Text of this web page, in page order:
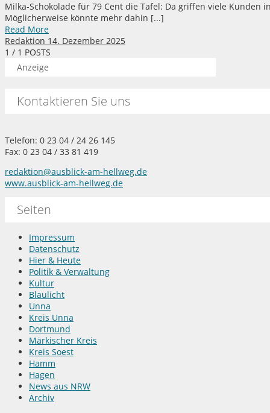
Milka-Schokolade für 79 Cent die Tafel: Da griffen viele Kunden
Möglicherweise könnte mehr dahin [...]
Read More
Redaktion 14. Dezember 2025
1 / 1 POSTS
Anzeige
Kontaktieren Sie uns
Telefon: 0 23 04 / 24 26 145
Fax: 0 23 04 / 33 81 419
redaktion@ausblick-am-hellweg.de
www.ausblick-am-hellweg.de
Seiten
Impressum
Datenschutz
Hier & Heute
Politik & Verwaltung
Kultur
Blaulicht
Unna
Kreis Unna
Dortmund
Märkischer Kreis
Kreis Soest
Hamm
Hagen
News aus NRW
Archiv